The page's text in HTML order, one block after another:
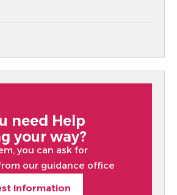
need Help
your way?
you can ask for
our guidance office
Information